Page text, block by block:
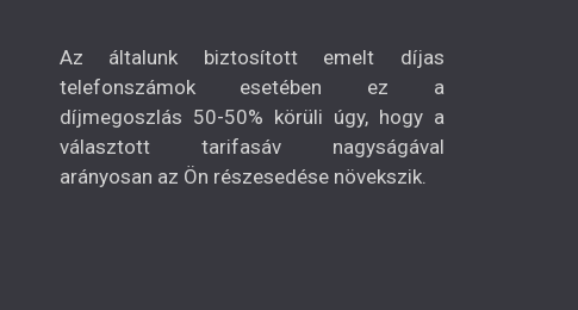
Az általunk biztosított emelt díjas
telefonszámok esetében ez a
díjmegoszlás 50-50% körüli úgy, hogy a
választott tarifasáv nagyságával
arányosan az Ön részesedése növekszik.